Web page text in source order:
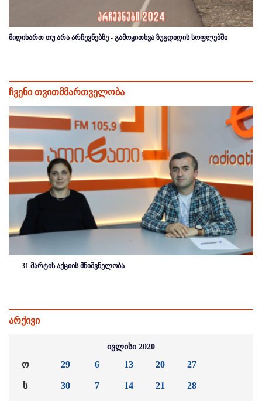
მიდიხართ თუ არა არჩევნებზე - გამოკითხვა ზუგდიდის სოფლებში
ჩვენი თვითმმართველობა
31 მარტის აქციის მნიშვნელობა
არქივი
ივლისი 2020
ო
ს
29
30
6
7
13
14
20
21
27
28